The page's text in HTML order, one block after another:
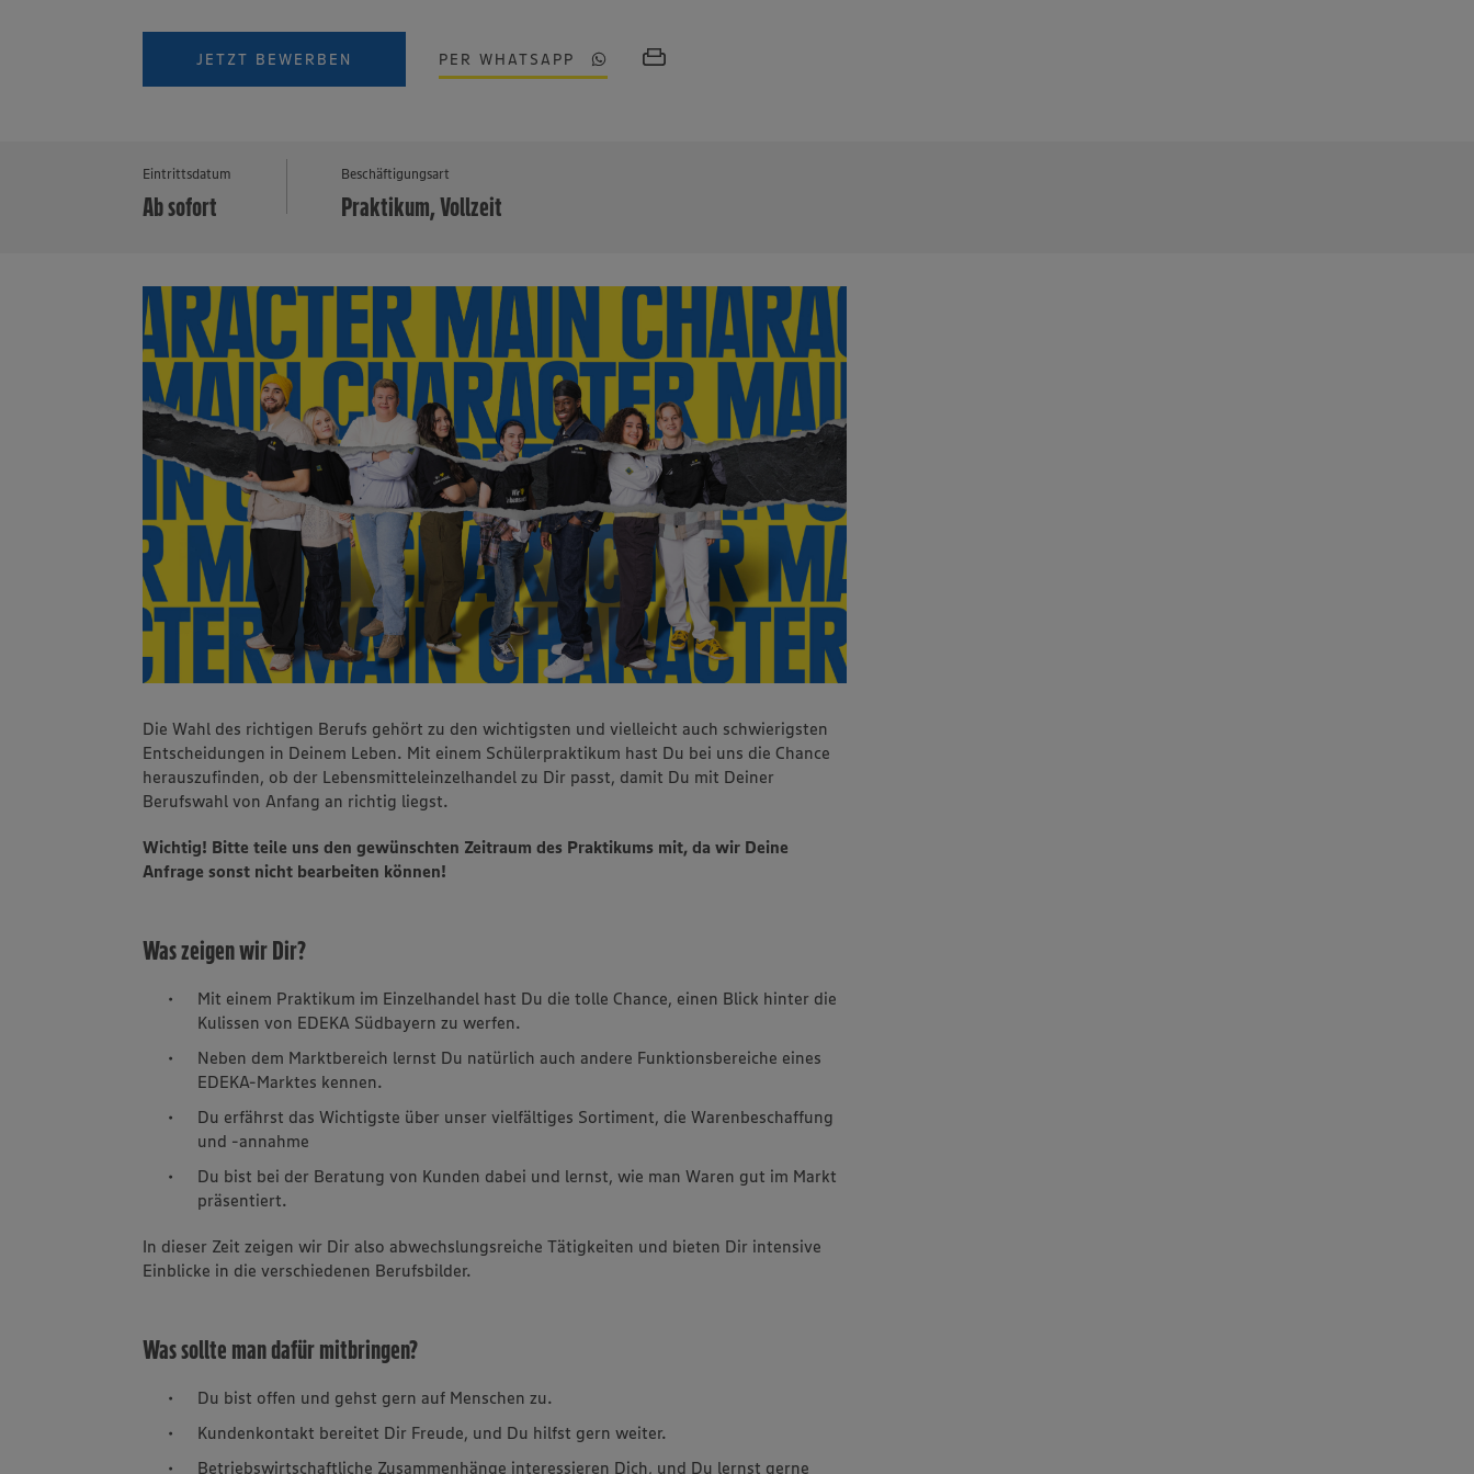
JETZT BEWERBEN PER WHATSAPP
Eintrittsdatum
Ab sofort
Beschäftigungsart
Praktikum, Vollzeit
Die Wahl des richtigen Berufs gehört zu den wichtigsten und vielleicht auch schwierigsten
Entscheidungen in Deinem Leben. Mit einem Schülerpraktikum hast Du bei uns die Chance
herauszufinden, ob der Lebensmitteleinzelhandel zu Dir passt, damit Du mit Deiner
Berufswahl von Anfang an richtig liegst.
Wichtig! Bitte teile uns den gewünschten Zeitraum des Praktikums mit, da wir Deine
Anfrage sonst nicht bearbeiten können!
Was zeigen wir Dir?
Mit einem Praktikum im Einzelhandel hast Du die tolle Chance, einen Blick hinter die
Kulissen von EDEKA Südbayern zu werfen.
Neben dem Marktbereich lernst Du natürlich auch andere Funktionsbereiche eines
EDEKA-Marktes kennen.
Du erfährst das Wichtigste über unser vielfältiges Sortiment, die Warenbeschaffung
und -annahme
Du bist bei der Beratung von Kunden dabei und lernst, wie man Waren gut im Markt
präsentiert.
In dieser Zeit zeigen wir Dir also abwechslungsreiche Tätigkeiten und bieten Dir intensive
Einblicke in die verschiedenen Berufsbilder.
Was sollte man dafür mitbringen?
Du bist offen und gehst gern auf Menschen zu.
Kundenkontakt bereitet Dir Freude, und Du hilfst gern weiter.
Betriebswirtschaftliche Zusammenhänge interessieren Dich, und Du lernst gerne